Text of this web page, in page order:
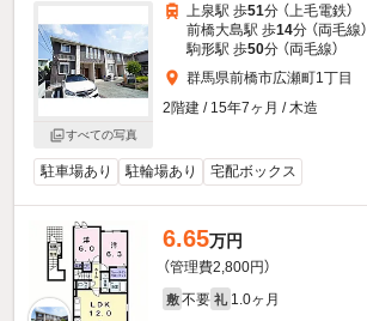
すべての写真
上泉駅 歩51分 （上毛電鉄）
前橋大島駅 歩14分 （両毛線）
駒形駅 歩50分 （両毛線）
群馬県前橋市広瀬町1丁目
2階建 / 15年7ヶ月 / 木造
駐車場あり 駐輪場あり 宅配ボックス
6.65万円
（管理費2,800円）
敷 不要 礼 1.0ヶ月